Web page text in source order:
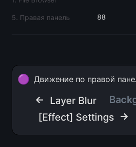
5. Правая панель 88
🟣 Движение по правой
← Layer Blur
[Effect] Settings →